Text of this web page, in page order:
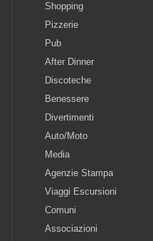
Shopping
Pizzerie
Pub
After Dinner
Discoteche
Benessere
Divertimenti
Auto/Moto
Media
Agenzie Stampa
Viaggi Escursioni
Comuni
Associazioni